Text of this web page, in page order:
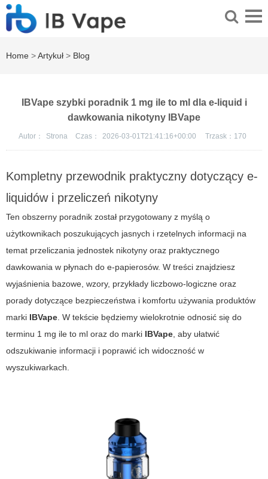
Home >Artykuł > Blog
IBVape szybki poradnik 1 mg ile to ml dla e-liquid i
dawkowania nikotyny IBVape
Autor： Strona Czas： 2026-03-01T21:41:16+00:00 Trzask： 170
Kompletny przewodnik praktyczny dotyczący e-
liquidów i przeliczeń nikotyny
Ten obszerny poradnik został przygotowany z myślą o
użytkownikach poszukujących jasnych i rzetelnych informacji na
temat przeliczania jednostek nikotyny oraz praktycznego
dawkowania w płynach do e-papierosów. W treści znajdziesz
wyjaśnienia bazowe, wzory, przykłady liczbowo-logiczne oraz
porady dotyczące bezpieczeństwa i komfortu używania produktów
marki IBVape. W tekście będziemy wielokrotnie odnosić się do
terminu 1 mg ile to ml oraz do marki IBVape, aby ułatwić
odszukiwanie informacji i poprawić ich widoczność w
wyszukiwarkach.